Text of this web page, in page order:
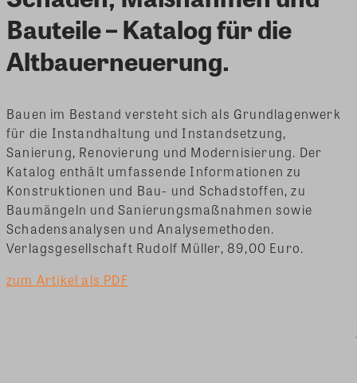
Bauteile – Katalog für die
Altbauerneuerung.
Bauen im Bestand versteht sich als Grundlagenwerk
für die Instandhaltung und Instandsetzung,
Sanierung, Renovierung und Modernisierung. Der
Katalog enthält umfassende Informationen zu
Konstruktionen und Bau- und Schadstoffen,zu
Baumängeln und Sanierungsmaßnahmen sowie
Schadensanalysen und Analysemethoden.
Verlagsgesellschaft Rudolf Müller, 89,00 Euro.
zum Artikel als PDF